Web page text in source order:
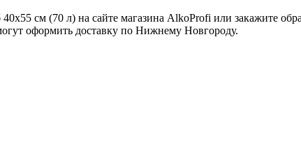
см (70 л) на сайте магазина AlkoProfi или закажите
оформить доставку по Нижнему Новгороду.